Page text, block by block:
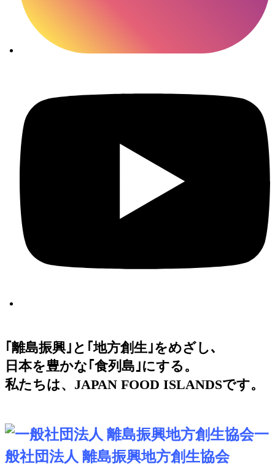
｢離島振興｣と｢地方創生｣をめざし､
日本を豊かな｢食列島｣にする。
私たちは、JAPAN FOOD ISLANDSです。
一
般社団法人 離島振興地方創生協会